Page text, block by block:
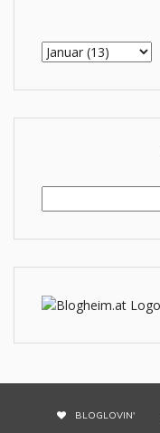
BLOGLOVIN'